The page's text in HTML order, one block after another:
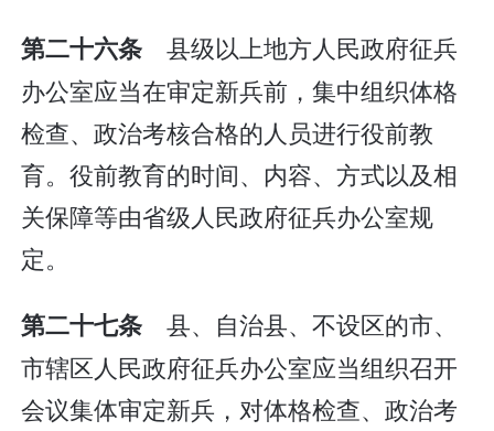
第二十六条 县级以上地方人民政府征兵
办公室应当在审定新兵前，集中组织体格
检查、政治考核合格的人员进行役前教
育。役前教育的时间、内容、方式以及相
关保障等由省级人民政府征兵办公室规
定。
第二十七条 县、自治县、不设区的市、
市辖区人民政府征兵办公室应当组织召开
会议集体审定新兵，对体格检查、政治考